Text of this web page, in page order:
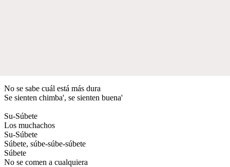
No se sabe cuál está más dura
Se sienten chimba', se sienten buena'
Su-Súbete
Los muchachos
Su-Súbete
Súbete, súbe-súbe-súbete
Súbete
No se comen a cualquiera